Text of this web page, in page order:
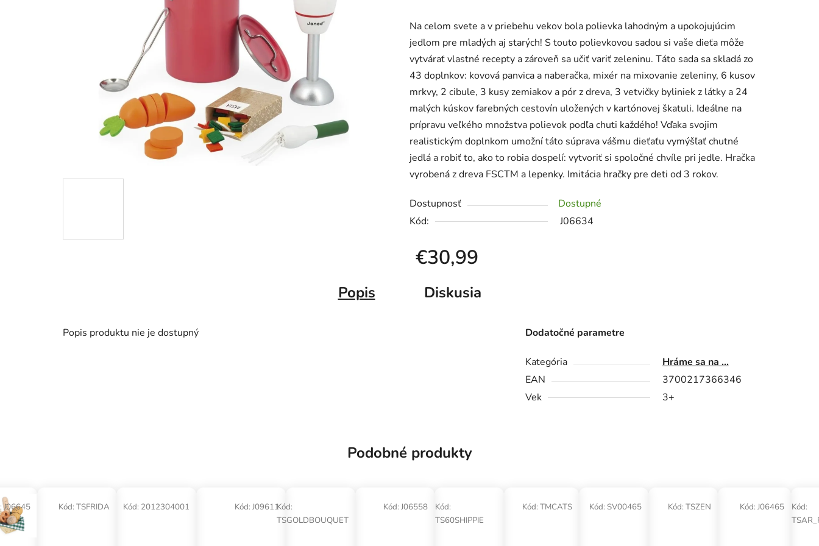
je
0,0
z
5
hviezdičiek.
Na celom svete a v priebehu vekov bola polievka lahodným a upokojujúcim
jedlom pre mladých aj starých! S touto polievkovou sadou si vaše dieťa môže
vytvárať vlastné recepty a zároveň sa učiť variť zeleninu. Táto sada sa skladá zo
43 doplnkov: kovová panvica a naberačka, mixér na mixovanie zeleniny, 6 kusov
mrkvy, 2 cibule, 3 kusy zemiakov a pór z dreva, 3 vetvičky byliniek z látky a 24
malých kúskov farebných cestovín uložených v kartónovej škatuli. Ideálne na
prípravu veľkého množstva polievok podľa chuti každého! Vďaka svojim
realistickým doplnkom umožní táto súprava vášmu dieťaťu vymýšľať chutné
jedlá a robiť to, ako to robia dospelí: vytvoriť si spoločné chvíle pri jedle. Hračka
vyrobená z dreva FSCTM a lepenky. Imitácia hračky pre deti od 3 rokov.
Dostupnosť
Dostupné
Kód:
J06634
€30,99
Popis Diskusia
Popis produktu nie je dostupný Dodatočné parametre
Kategória
Hráme sa na ...
EAN
3700217366346
Vek
3+
Podobné produkty
J06645 Kód: TSFRIDA Kód: 2012304001 Kód: J09611Kód:
TSGOLDBOUQUET
Kód: J06558
Kód:
TS60SHIPPIE
Kód: TMCATS Kód: SV00465 Kód: TSZEN Kód: J06465
Kód: